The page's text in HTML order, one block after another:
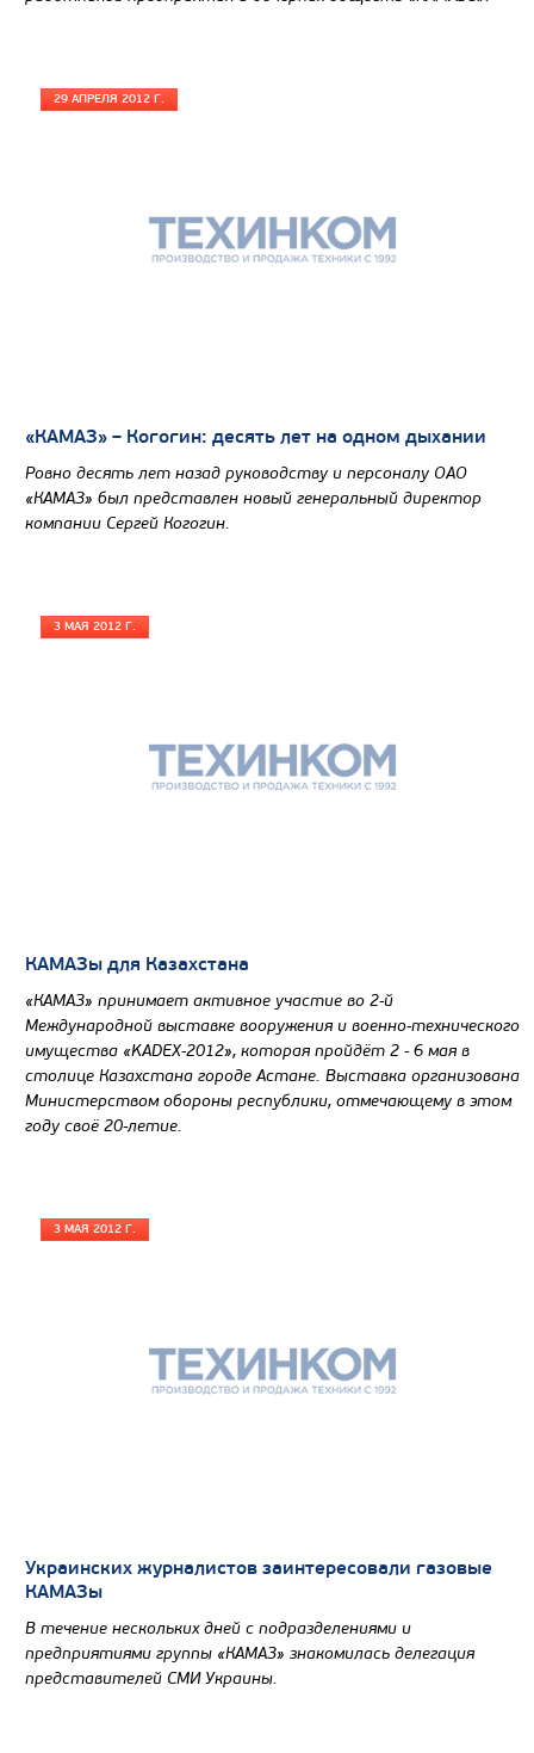
Колесная формула
Узнать цену
29 АПРЕЛЯ 2012 Г.
«КАМАЗ» – Когогин: десять лет на одном дыхании
Ровно десять лет назад руководству и персоналу ОАО
«КАМАЗ» был представлен новый генеральный директор
компании Сергей Когогин.
3 МАЯ 2012 Г.
КАМАЗы для Казахстана
«КАМАЗ» принимает активное участие во 2-й
Международной выставке вооружения и военно-технического
имущества «KADEX-2012», которая пройдёт 2 - 6 мая в
столице Казахстана городе Астане. Выставка организована
Министерством обороны республики, отмечающему в этом
году своё 20-летие.
3 МАЯ 2012 Г.
Украинских журналистов заинтересовали газовые
КАМАЗы
В течение нескольких дней с подразделениями и
предприятиями группы «КАМАЗ» знакомилась делегация
представителей СМИ Украины.